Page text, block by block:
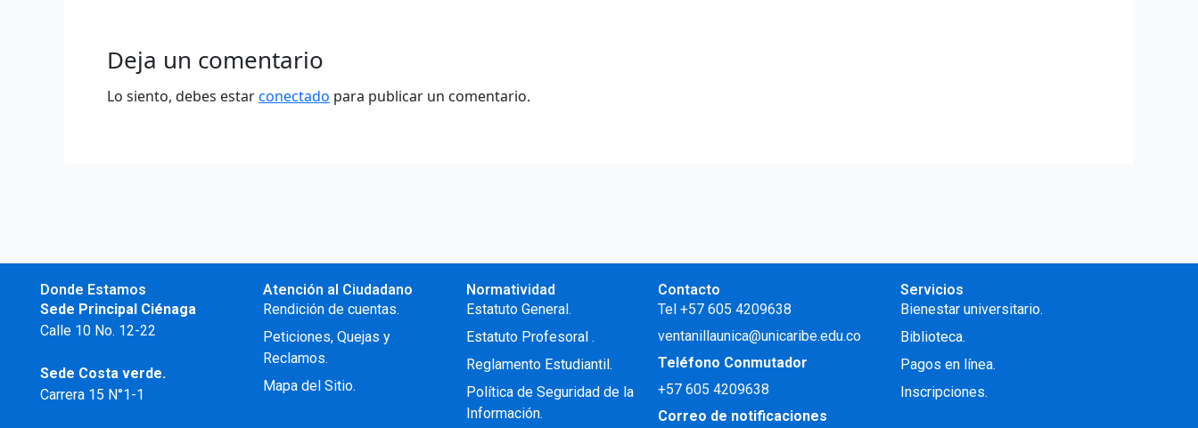
Deja un comentario
Lo siento, debes estarconectado para publicar un comentario.
Donde Estamos
Sede Principal Ciénaga
Calle 10 No. 12-22
Sede Costa verde.
Carrera 15 N°1-1
Atención al Ciudadano
Rendición de cuentas.
Peticiones, Quejas y
Reclamos.
Mapa del Sitio.
Normatividad
Estatuto General.
Estatuto Profesoral .
Reglamento Estudiantil.
Política de Seguridad de la
Información.
Contacto
Tel +57 605 4209638
ventanillaunica@unicaribe.edu.co
Teléfono Conmutador
+57605 4209638
Correo de notificaciones
Servicios
Bienestar universitario.
Biblioteca.
Pagos en línea.
Inscripciones.